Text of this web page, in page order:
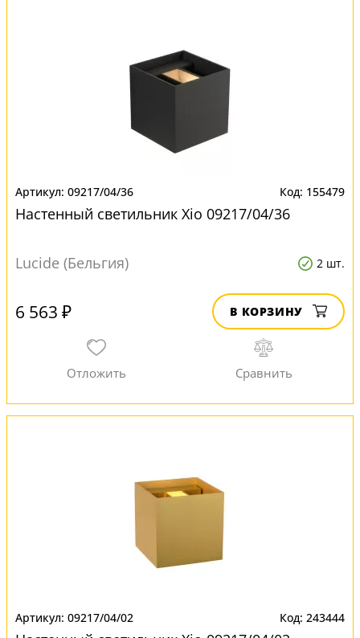
09217/04/36 155479
Настенный светильник Xio 09217/04/36
Lucide (Бельгия) 2 шт.
6 563 ₽ В КОРЗИНУ
09217/04/02 243444